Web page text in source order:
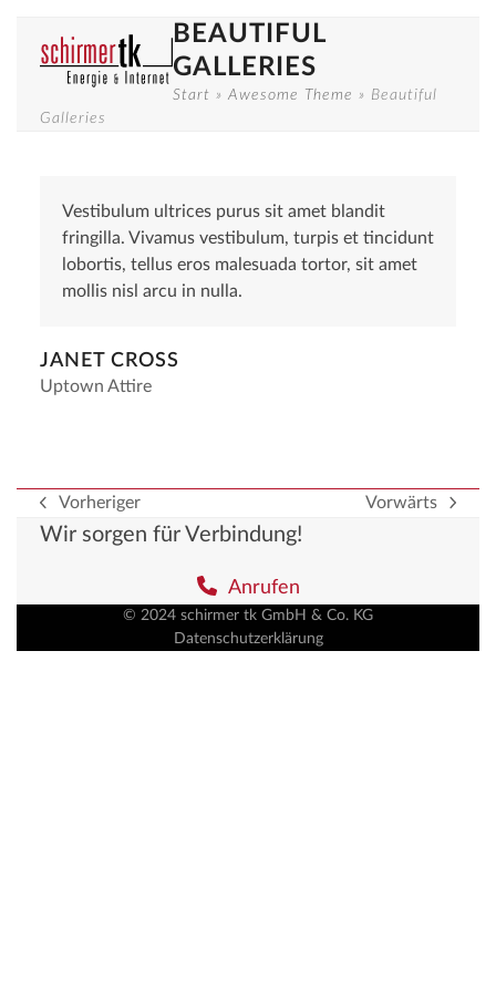
content
Open
mobile
menu
Close
mobile
menu
BEAUTIFUL
GALLERIES
Start » Awesome Theme » Beautiful
Galleries
Vestibulum ultrices purus sit amet blandit
fringilla. Vivamus vestibulum, turpis et tincidunt
lobortis, tellus eros malesuada tortor, sit amet
mollis nisl arcu in nulla.
JANET CROSS
Uptown Attire
vorheriger
Beitrag:
Vorheriger
Nächster
Vorwärts
Wir sorgen für Verbindung!
Anrufen
© 2024 schirmer tk GmbH & Co. KG
Datenschutzerklärung